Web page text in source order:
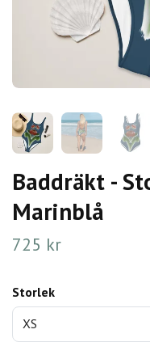
Baddräkt -
Marinblå
725 kr
Storlek
XS